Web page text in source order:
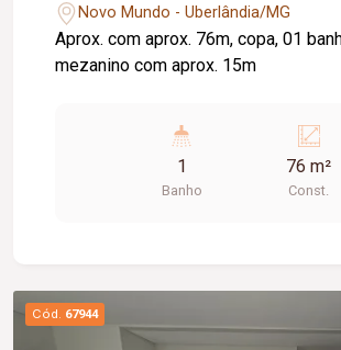
Novo Mundo - Uberlândia/MG
Aprox. com aprox. 76m, copa, 01
mezanino com aprox. 15m
1
Banho
76 m²
Const.
Cód. 67944